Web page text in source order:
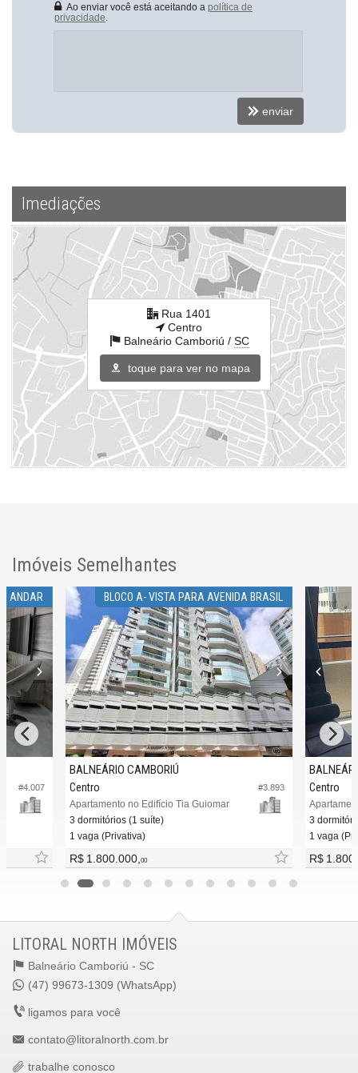
Ao enviar você está aceitando a política de
privacidade
enviar
Imediações
Rua 1401
Centro
Balneário Camboriú / SC
toque para ver no mapa
Imóveis Semelhantes
ANDAR
#4.007
BLOCO A- VISTA PARA AVENIDA BRASIL
#3.893
BALNEÁRIO CAMBORIÚ
Centro
Apartamento no Edifício Tia Guiomar
3 dormitórios (1 suíte)
1 vaga (Privativa)
R$ 1.800.000, 00
Centro
3
1 vaga
R$
LITORAL NORTH IMÓVEIS
Balneário Camboriú - SC
(47) 99673-1309 (WhatsApp)
ligamos para você
contato@litoralnorth.com.br
trabalhe conosco